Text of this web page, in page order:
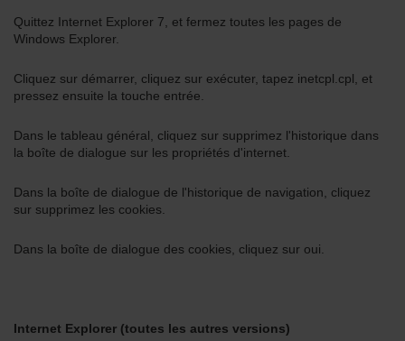
Quittez Internet Explorer 7, et fermez toutes les pages de
Windows Explorer.
Cliquez sur démarrer, cliquez sur exécuter, tapez inetcpl.cpl, et
pressez ensuite la touche entrée.
Dans le tableau général, cliquez sur supprimez l'historique dans
la boîte de dialogue sur les propriétés d'internet.
Dans la boîte de dialogue de l'historique de navigation, cliquez
sur supprimez les cookies.
Dans la boîte de dialogue des cookies, cliquez sur oui.
Internet Explorer (toutes les autres versions)